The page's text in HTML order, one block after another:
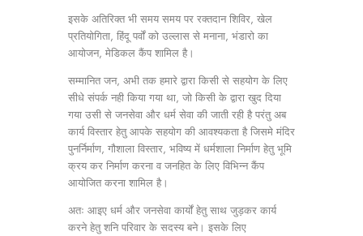
इसके अतिरिक्त भी समय समय पर रक्तदान शिविर, खेल
प्रतियोगिता, हिंदू पर्वों को उल्लास से मनाना, भंडारो का
आयोजन, मेडिकल कैंप शामिल है।
सम्मानित जन, अभी तक हमारे द्वारा किसी से सहयोग के लिए
सीधे संपर्क नही किया गया था, जो किसी के द्वारा खुद दिया
गया उसी से जनसेवा और धर्म सेवा की जाती रही है परंतु अब
कार्य विस्तार हेतु आपके सहयोग की आवश्यकता है जिसमे मंदिर
पुनर्निर्माण, गौशाला विस्तार, भविष्य में धर्मशाला निर्माण हेतु भूमि
क्रय कर निर्माण करना व जनहित के लिए विभिन्न कैंप
आयोजित करना शामिल है।
अतः आइए धर्म और जनसेवा कार्यों हेतु साथ जुड़कर कार्य
करने हेतु शनि परिवार के सदस्य बने। इसके लिए